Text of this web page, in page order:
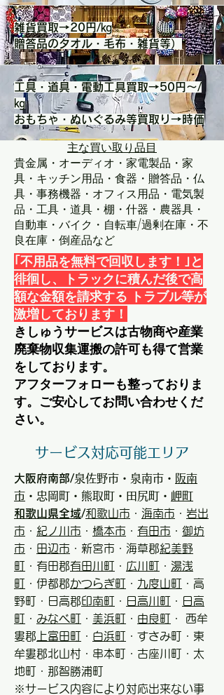
雑貨買取→20円/㎏
​贈答品のタオル・毛布・雑貨等）
工具・道具・電動工具買取→50円～/
㎏
​おもちゃ・ぬいぐるみ等買取り→時価
主な買い取り品目
貴金属・オーディオ・家電製品・家
具・キッチン用品・食器・贈答品・仏
具・事務機器・オフィス用品・電気製
品・​​工具・道具・棚・什器・農器具・
自動車・バイク・自転車/過剰在庫・不
良在庫・倒産品など
｢不用品を無料で回収します！｣と
徘徊し、トラックに積んだ後で高
額な金額を請求する トラブル等が
激増しております！
きしゅうサービスは古物商や産業
廃棄物収集運搬の許可も得て営業
をしております。
アフターフォローも整っておりま
す。ご安心してお問い合わせくだ
さい。
サービス対応可能エリア
大阪府南部/泉佐野市・泉南市・ 阪南
市 ・忠岡町・熊取町・田尻町・ 岬町
和歌山県全域/和歌山市 ・ 海南市 ・ 岩出
市 ・ 紀ノ川市 ・ 橋本市 ・ 有田市 ・ 御坊
市 ・ 田辺市 ・新宮市・海草郡紀美野
町
・有田郡有田川町 ・ 広川町 ・ 湯浅
町
・伊都郡かつらぎ町 ・ 九度山町
・高
野町・日高郡印南町 ・ 日高川町 ・
日高
町
・ みなべ町 ・ 美浜町 ・ 由良町
・ 西牟
婁郡 上富田町 ・ 白浜町
・すさみ町・東
牟婁郡北山村・串本町・古座川町・太
地町・那智勝浦町
※サービス内容により対応出来ない事